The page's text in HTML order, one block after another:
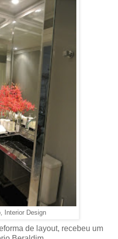
Interior Design
de layout, recebeu um